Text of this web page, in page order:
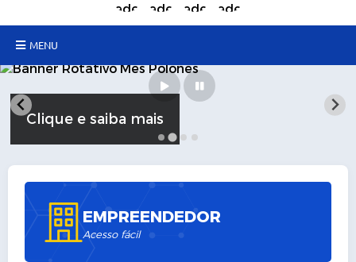
MENU
Samas Digital
A Cidade
Secretarias
Turismo
Clique e saiba mais
EMPREENDEDOR
Acesso fácil